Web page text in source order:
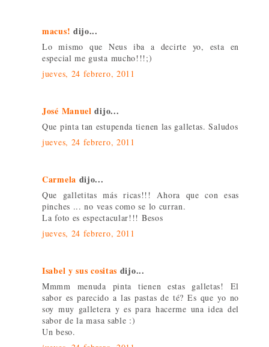
macus! dijo...
Lo mismo que Neus iba a decirte yo, esta en
especial me gusta mucho!!!;)
jueves, 24 febrero, 2011
José Manuel dijo...
Que pinta tan estupenda tienen las galletas. Saludos
jueves, 24 febrero, 2011
Carmela dijo...
Que galletitas más ricas!!! Ahora que con esas
pinches ... no veas como se lo curran.
La foto es espectacular!!! Besos
jueves, 24 febrero, 2011
Isabel y sus cositas dijo...
Mmmm menuda pinta tienen estas galletas! El
sabor es parecido a las pastas de té? Es que yo no
soy muy galletera y es para hacerme una idea del
sabor de la masa sable :)
Un beso.